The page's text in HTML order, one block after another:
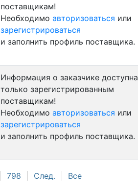
798 След. Все
поставщикам!
Необходимо авторизоваться или
зарегистрироваться
и заполнить профиль поставщика.
Информация о заказчике доступна
только зарегистрированным
поставщикам!
Необходимо авторизоваться или
зарегистрироваться
и заполнить профиль поставщика.